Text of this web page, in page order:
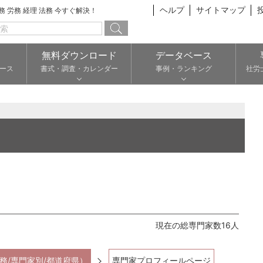
労務 経理 法務 今すぐ解決！ ヘルプ サイトマップ
ス
無料ダウンロード
書式・調査・カレンダー
データベース
事例・ランキング 社労
現在の総専門家数16人
/専門家別/都道府県） 専門家プロフィールページ